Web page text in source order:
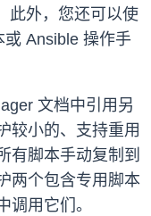
此外，您还可以使
Ansible 操作手
文档中引用另
较小的、支持重用
有脚本手动复制到
两个包含专用脚本
调用它们。